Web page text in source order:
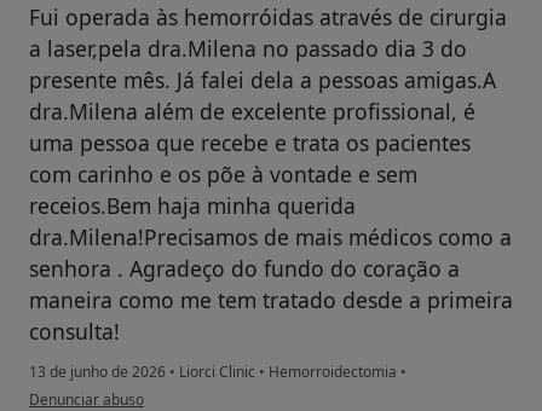
Fui operada às hemorróidas através de cirurgia
a laser,pela dra.Milena no passado dia 3 do
presente mês. Já falei dela a pessoas amigas.A
dra.Milena além de excelente profissional, é
uma pessoa que recebe e trata os pacientes
com carinho e os põe à vontade e sem
receios.Bem haja minha querida
dra.Milena!Precisamos de mais médicos como a
senhora . Agradeço do fundo do coração a
maneira como me tem tratado desde a primeira
consulta!
13 de junho de 2026 • Liorci Clinic • Hemorroidectomia •
na opinião do utilizador Elisa Maria Peixoto Vaz de Lima Moreira Ribeiro
Denunciar abuso